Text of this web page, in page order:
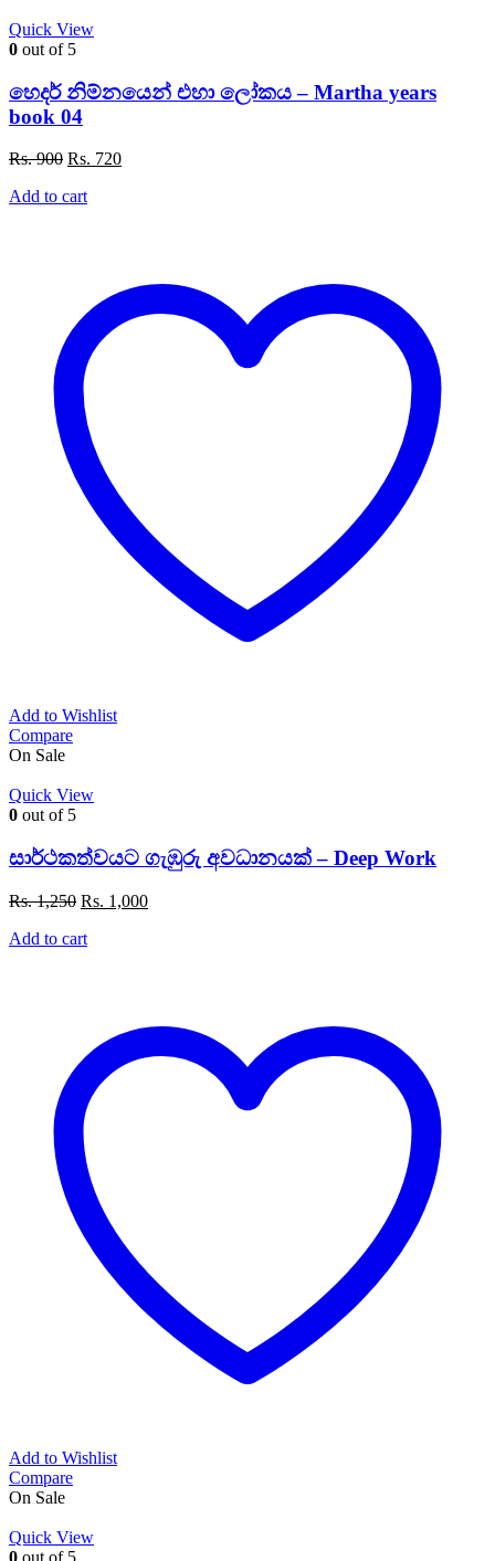
Quick View
0 out of 5
හෙදර් නිම්නයෙන් එහා ලෝකය – Martha years
book 04
Rs.900 Original
was:
Rs. 720Current
Add to cart
Add to Wishlist
Compare
On Sale
Quick View
0 out of 5
සාර්ථකත්වයට ගැඹුරු අවධානයක් – Deep Work
Rs.1,250 Original
was:
Rs. 1,000Current
Add to cart
Add to Wishlist
Compare
On Sale
Quick View
0 out of 5